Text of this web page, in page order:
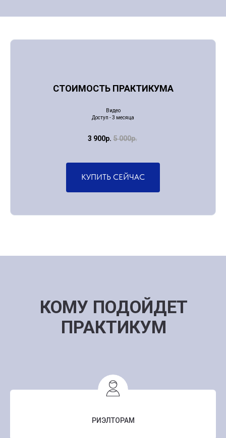
СТОИМОСТЬ ПРАКТИКУМА
Видео
Доступ - 3 месяца
3 900р. 5 000р.
КУПИТЬ СЕЙЧАС
КОМУ ПОДОЙДЕТ
ПРАКТИКУМ
РИЭЛТОРАМ